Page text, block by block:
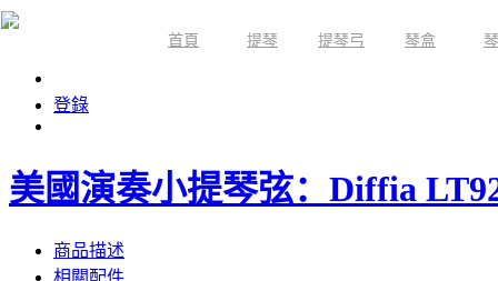
首頁 提琴 提琴弓 琴盒
登錄
美國演奏小提琴弦：Diffia
商品描述
相關配件